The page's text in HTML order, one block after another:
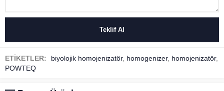
ETİKETLER: biyolojik homojenizatör, homogenizer, homojenizatör,
POWTEQ